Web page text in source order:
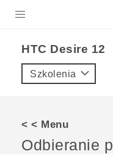
VIVE
HTC Desire 12‎
Szkolenia
< < Menu
Odbieranie